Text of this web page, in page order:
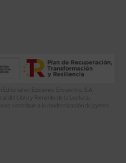
en Ediciones Encuentro, S.A.
del Libro y Fomento de la Lectura,
es contribuir a la modernización de pymes